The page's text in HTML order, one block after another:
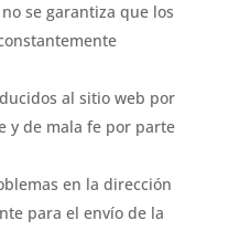
se garantiza que los
al sitio web por
y de mala fe por parte
en la dirección
para el envío de la